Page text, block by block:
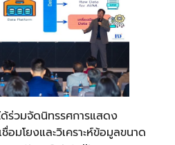
ด้ร่วมจัดนิทรรศการแสดง
มโยงและวิเคราะห์ข้อมูลขนาด